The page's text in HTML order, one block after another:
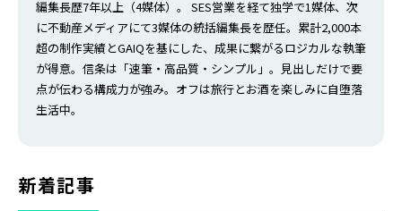
編集長歴7年以上（4媒体）。 SES営業を経て独学で1媒体、次
に不動産メディアにて3媒体の統括編集長を歴任。累計2,000本
超の制作実績とGAIQを基にした、成果に繋がるロジカルな執筆
が得意。信条は「速筆・高品質・シンプル」。見出しだけで要
点が伝わる構成力が強み。オフは旅行とお酒を楽しみに自堕落
生活中。
新着記事